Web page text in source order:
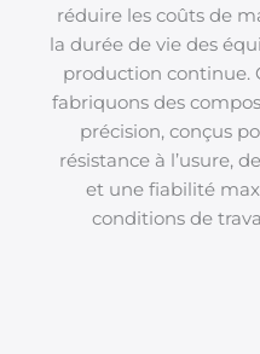
réduire les coûts de
la durée de vie des
production continue.
fabriquons des
précision, conçus
résistance à l’usure,
et une fiabilité
conditions de